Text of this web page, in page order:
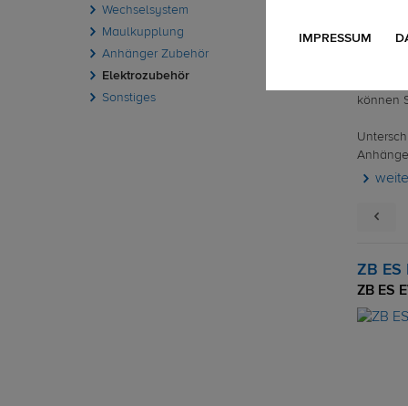
Wechselsystem
Maulkupplung
Anhänger Zubehör
Elektrozubehör
Sonstiges
Für
können
ZB ES
ZB ES
IMPRESSUM